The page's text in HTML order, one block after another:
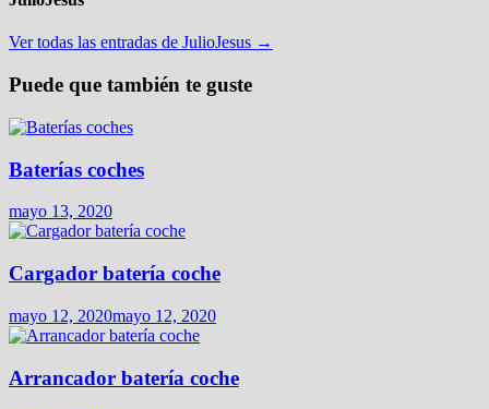
Ver todas las entradas de JulioJesus →
Puede que también te guste
Baterías coches
mayo 13, 2020
Cargador batería coche
mayo 12, 2020mayo 12, 2020
Arrancador batería coche